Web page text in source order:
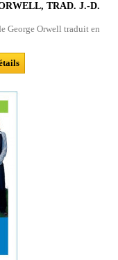
TRAD. J.-D.
George Orwell traduit en